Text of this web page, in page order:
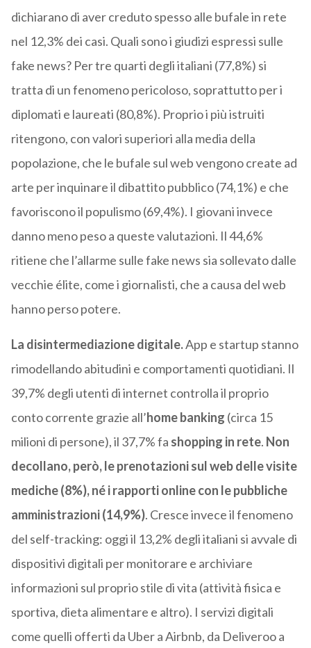
dichiarano di aver creduto spesso alle bufale in rete
nel 12,3% dei casi. Quali sono i giudizi espressi sulle
fake news? Per tre quarti degli italiani (77,8%) si
tratta di un fenomeno pericoloso, soprattutto per i
diplomati e laureati (80,8%). Proprio i più istruiti
ritengono, con valori superiori alla media della
popolazione, che le bufale sul web vengono create ad
arte per inquinare il dibattito pubblico (74,1%) e che
favoriscono il populismo (69,4%). I giovani invece
danno meno peso a queste valutazioni. Il 44,6%
ritiene che l’allarme sulle fake news sia sollevato dalle
vecchie élite, come i giornalisti, che a causa del web
hanno perso potere.
La disintermediazione digitale.App e startup stanno
rimodellando abitudini e comportamenti quotidiani. Il
39,7% degli utenti di internet controlla il proprio
conto corrente grazie all’home banking (circa 15
milioni di persone), il 37,7% fa shopping in rete. Non
decollano, però, le prenotazioni sul web delle visite
mediche (8%),né i rapporti online con le pubbliche
amministrazioni (14,9%). Cresce invece il fenomeno
del self-tracking: oggi il 13,2% degli italiani si avvale di
dispositivi digitali per monitorare e archiviare
informazioni sul proprio stile di vita (attività fisica e
sportiva, dieta alimentare e altro). I servizi digitali
come quelli offerti da Uber a Airbnb, da Deliveroo a